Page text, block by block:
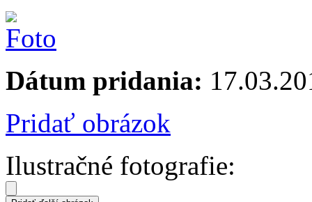
Dátum pridania:
Pridať obrázok
Ilustračné fotografie: